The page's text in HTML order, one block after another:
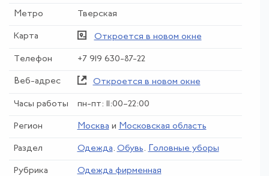
Метро Тверская
Карта Откроется в новом окне
Телефон +7 919 630-87-22
Веб-адрес Откроется в новом окне
Часы работы пн-пт: 11:00–22:00
Регион Москва и Московская область
Раздел Одежда. Обувь. Головные уборы
Рубрика Одежда фирменная